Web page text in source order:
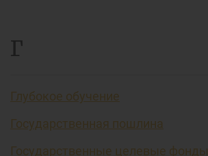
Г
Глубокое обучение
Государственная пошлина
Государственные целевые фонды